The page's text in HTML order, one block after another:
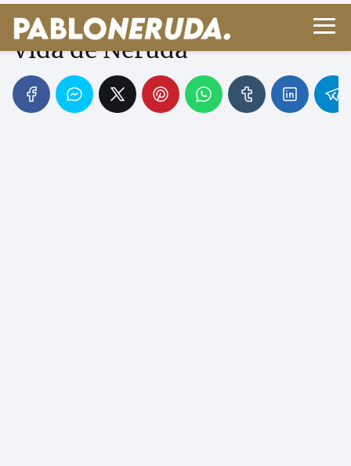
Anécdotas Divertidas de la
Vida de Neruda